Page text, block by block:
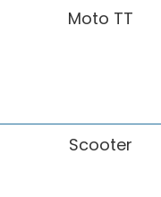
Moto TT
Scooter